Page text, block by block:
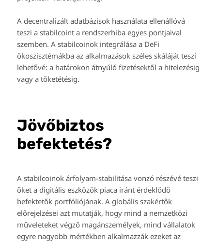
A decentralizált adatbázisok használata ellenállóvá
teszi a stabilcoint a rendszerhiba egyes pontjaival
szemben. A stabilcoinok integrálása a DeFi
ökoszisztémákba az alkalmazások széles skáláját teszi
lehetővé: a határokon átnyúló fizetésektől a hitelezésig
vagy a tőketétésig.
Jövőbiztos
befektetés?
A stabilcoinok árfolyam-stabilitása vonzó részévé teszi
őket a digitális eszközök piaca iránt érdeklődő
befektetők portfóliójának. A globális szakértők
előrejelzései azt mutatják, hogy mind a nemzetközi
műveleteket végző magánszemélyek, mind vállalatok
egyre nagyobb mértékben alkalmazzák ezeket az